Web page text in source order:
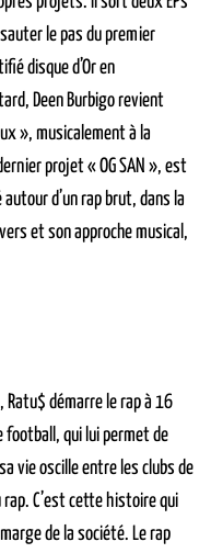
le pas du premier
disque d’Or en
Deen Burbigo revient
», musicalement à la
projet « OG SAN », est
d’un rap brut, dans la
et son approche musical,
Ratu$ démarre le rap à 16
football, qui lui permet de
vie oscille entre les clubs de
rap. C’est cette histoire qui
de la société. Le rap